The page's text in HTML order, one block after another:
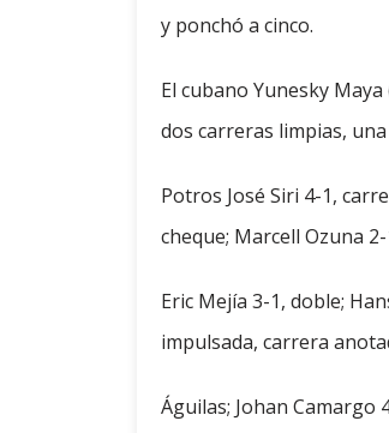
y ponchó a cinco.
El cubano Yunesky
dos carreras limpias,
Potros José Siri 4-1,
cheque; Marcell Ozuna
Eric Mejía 3-1, doble;
impulsada, carrera
Águilas; Johan Camargo